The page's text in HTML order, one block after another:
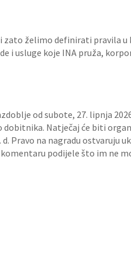
želimo definirati pravila u
i usluge koje INA pruža,
od subote, 27. lipnja
dobitnika. Natječaj će biti
Pravo na nagradu ostvaruju
komentaru podijele što im ne